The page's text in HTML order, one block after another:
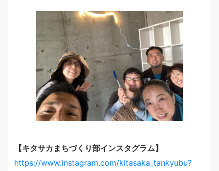
【キタサカまちづくり部インスタグラム】
https://www.instagram.com/kitasaka_tankyubu?